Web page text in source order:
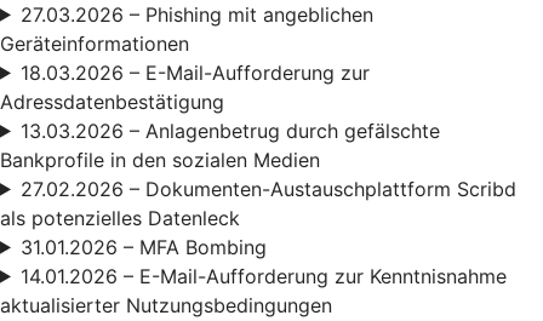
27.03.2026 – Phishing mit angeblichen
Geräteinformationen
18.03.2026 – E-Mail-Aufforderung zur
Adressdatenbestätigung
13.03.2026 – Anlagenbetrug durch gefälschte
Bankprofile in den sozialen Medien
27.02.2026 – Dokumenten-Austauschplattform Scribd
als potenzielles Datenleck
31.01.2026 – MFA Bombing
14.01.2026 – E-Mail-Aufforderung zur Kenntnisnahme
aktualisierter Nutzungsbedingungen